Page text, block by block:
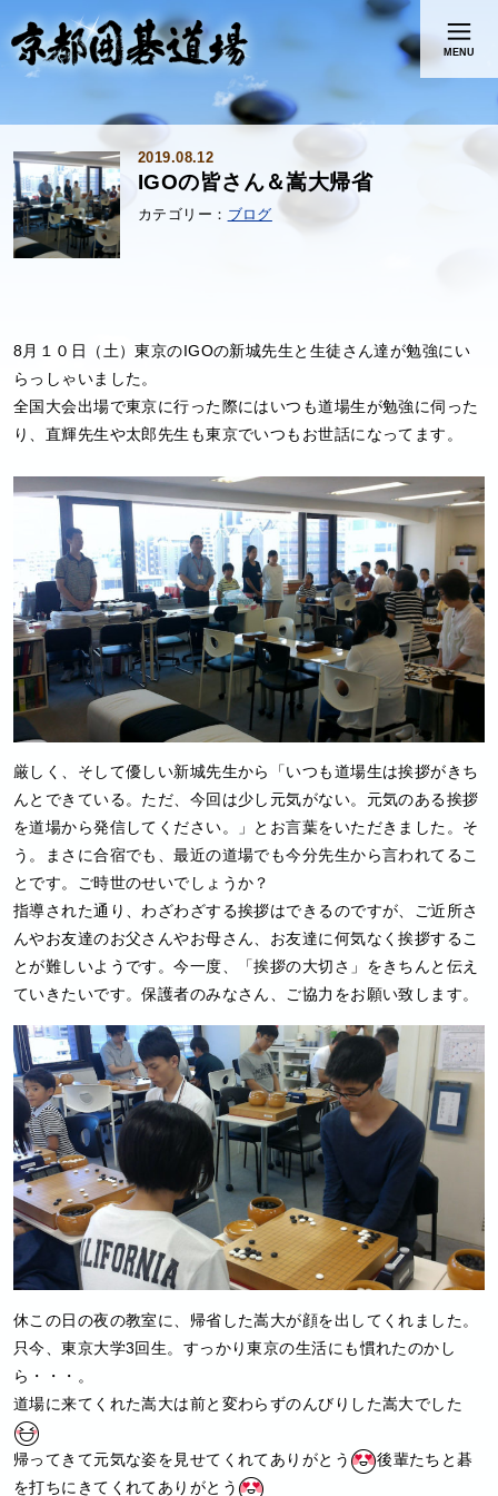
MENU
2019.08.12
IGOの皆さん＆嵩大帰省
ブログ
8月１０日（土）東京のIGOの新城先生と生徒さん達が勉強にい
らっしゃいました。
全国大会出場で東京に行った際にはいつも道場生が勉強に伺った
り、直輝先生や太郎先生も東京でいつもお世話になってます。
厳しく、そして優しい新城先生から「いつも道場生は挨拶がきち
んとできている。ただ、今回は少し元気がない。元気のある挨拶
を道場から発信してください。」とお言葉をいただきました。そ
う。まさに合宿でも、最近の道場でも今分先生から言われてるこ
とです。ご時世のせいでしょうか？
指導された通り、わざわざする挨拶はできるのですが、ご近所さ
んやお友達のお父さんやお母さん、お友達に何気なく挨拶するこ
とが難しいようです。今一度、「挨拶の大切さ」をきちんと伝え
ていきたいです。保護者のみなさん、ご協力をお願い致します。
休この日の夜の教室に、帰省した嵩大が顔を出してくれました。
只今、東京大学3回生。すっかり東京の生活にも慣れたのかし
ら・・・。
道場に来てくれた嵩大は前と変わらずのんびりした嵩大でした
帰ってきて元気な姿を見せてくれてありがとう
後輩たちと碁
を打ちにきてくれてありがとう